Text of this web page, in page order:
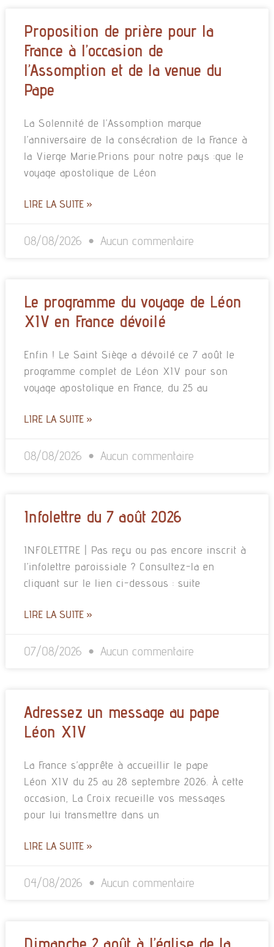
Proposition de prière pour la
France à l’occasion de
l’Assomption et de la venue du
Pape
La Solennité de l’Assomption marque
l’anniversaire de la consécration de la France à
la Vierge Marie.Prions pour notre pays :que le
voyage apostolique de Léon
LIRE LA SUITE »
08/08/2026 Aucun commentaire
Le programme du voyage de Léon
XIV en France dévoilé
Enfin ! Le Saint Siège a dévoilé ce 7 août le
programme complet de Léon XIV pour son
voyage apostolique en France, du 25 au
LIRE LA SUITE »
08/08/2026 Aucun commentaire
Infolettre du 7 août 2026
INFOLETTRE | Pas reçu ou pas encore inscrit à
l’infolettre paroissiale ? Consultez-la en
cliquant sur le lien ci-dessous : suite
LIRE LA SUITE »
07/08/2026 Aucun commentaire
Adressez un message au pape
Léon XIV
La France s’apprête à accueillir le pape
Léon XIV du 25 au 28 septembre 2026. À cette
occasion, La Croix recueille vos messages
pour lui transmettre dans un
LIRE LA SUITE »
04/08/2026 Aucun commentaire